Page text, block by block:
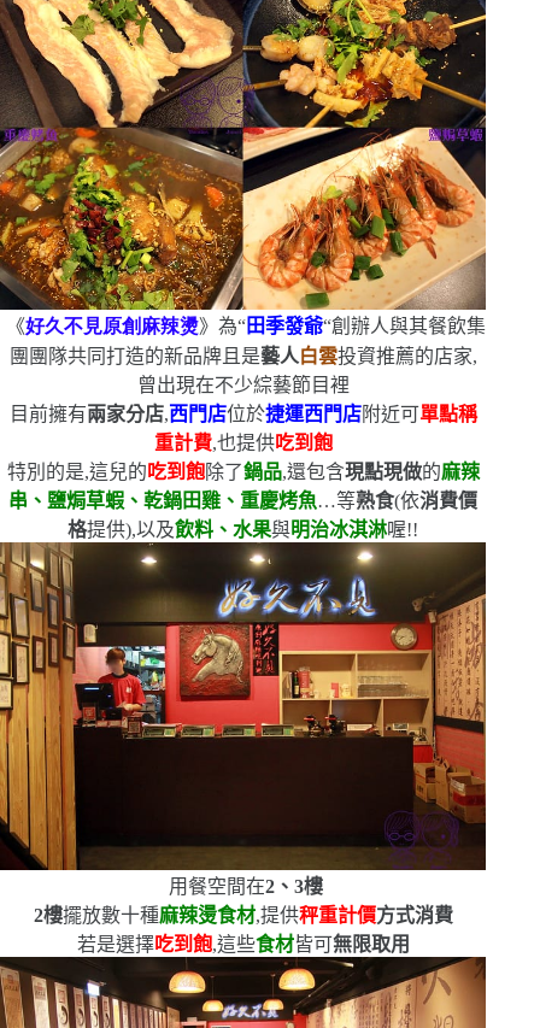
《好久不見原創麻辣燙》為“田季發爺“創辦人與其餐飲集
團團隊共同打造的新品牌且是藝人白雲投資推薦的店家,
曾出現在不少綜藝節目裡
目前擁有兩家分店,西門店位於捷運西門店附近可單點稱
重計費,也提供吃到飽
特別的是,這兒的 吃到飽除了鍋品,還包含現點現做的麻辣
串、鹽焗草蝦、乾鍋田雞、重慶烤魚…等熟食(依消費價
格提供),以及飲料、水果與明治冰淇淋喔!!
用餐空間在2、 3樓
2樓擺放數十種麻辣燙食材,提供秤重計價方式消費
若是選擇吃到飽,這些食材皆可無限取用